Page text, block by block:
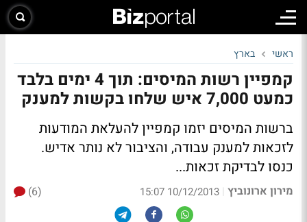
ראשי בארץ
קמפיין רשות המיסים: תוך 4 ימים בלבד
כמעט 7,000 איש שלחו בקשות למענק
ברשות המיסים יזמו קמפיין להעלאת המודעות
לזכאות למענק עבודה, והציבור לא נותר אדיש.
כנסו לבדיקת זכאות...
מירון ארונוביץ |
10/12/2013 15:07
(6)